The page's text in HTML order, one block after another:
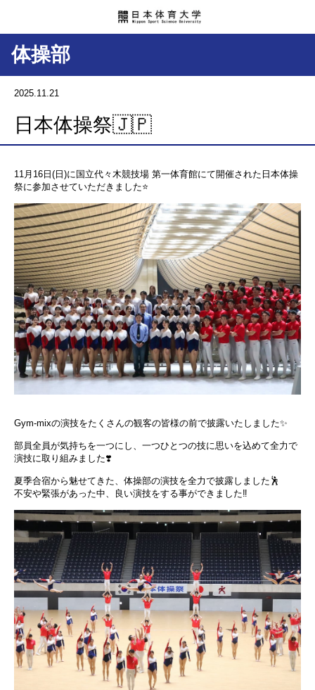
体操部
2025.11.21
日本体操祭🇯🇵
11月16日(日)に国立代々木競技場 第一体育館にて開催された日本体操
祭に参加させていただきました⭐️
Gym-mixの演技をたくさんの観客の皆様の前で披露いたしました✨
部員全員が気持ちを一つにし、一つひとつの技に思いを込めて全力で
演技に取り組みました❣️
夏季合宿から魅せてきた、体操部の演技を全力で披露しました🕺
不安や緊張があった中、良い演技をする事ができました‼️